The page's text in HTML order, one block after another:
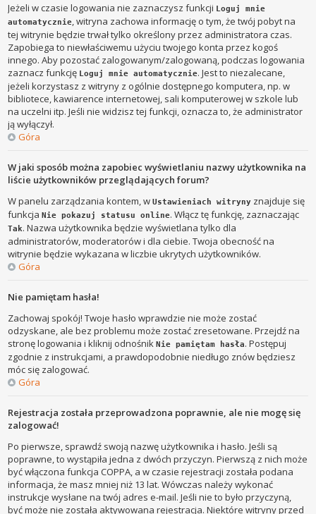
Jeżeli w czasie logowania nie zaznaczysz funkcji Loguj mnie
automatycznie, witryna zachowa informację o tym, że twój pobyt na
tej witrynie będzie trwał tylko określony przez administratora czas.
Zapobiega to niewłaściwemu użyciu twojego konta przez kogoś
innego. Aby pozostać zalogowanym/zalogowaną, podczas logowania
zaznacz funkcję Loguj mnie automatycznie. Jest to niezalecane,
jeżeli korzystasz z witryny z ogólnie dostępnego komputera, np. w
bibliotece, kawiarence internetowej, sali komputerowej w szkole lub
na uczelni itp. Jeśli nie widzisz tej funkcji, oznacza to, że administrator
ją wyłączył.
Góra
W jaki sposób można zapobiec wyświetlaniu nazwy użytkownika na
liście użytkowników przeglądających forum?
W panelu zarządzania kontem, wUstawieniach witryny znajduje się
funkcjaNie pokazuj statusu online. Włącz tę funkcję, zaznaczając
Tak. Nazwa użytkownika będzie wyświetlana tylko dla
administratorów, moderatorów i dla ciebie. Twoja obecność na
witrynie będzie wykazana w liczbie ukrytych użytkowników.
Góra
Nie pamiętam hasła!
Zachowaj spokój! Twoje hasło wprawdzie nie może zostać
odzyskane, ale bez problemu może zostać zresetowane. Przejdź na
stronę logowania i kliknij odnośnikNie pamiętam hasła. Postępuj
zgodnie z instrukcjami, a prawdopodobnie niedługo znów będziesz
móc się zalogować.
Góra
Rejestracja została przeprowadzona poprawnie, ale nie mogę się
zalogować!
Po pierwsze, sprawdź swoją nazwę użytkownika i hasło. Jeśli są
poprawne, to wystąpiła jedna z dwóch przyczyn. Pierwszą z nich może
być włączona funkcja COPPA, a w czasie rejestracji została podana
informacja, że masz mniej niż 13 lat. Wówczas należy wykonać
instrukcje wysłane na twój adres e-mail. Jeśli nie to było przyczyną,
być może nie została aktywowana rejestracja. Niektóre witryny przed